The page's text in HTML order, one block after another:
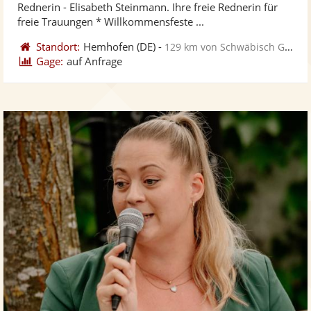
Rednerin - Elisabeth Steinmann. Ihre freie Rednerin für
freie Trauungen * Willkommensfeste ...
Standort: Hemhofen (DE) - 129 km von Schwäbisch Gmünd
Gage: auf Anfrage